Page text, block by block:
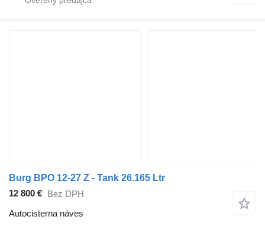
Burg BPO 12-27 Z - Tank 26.165 Ltr
12 800 € Bez DPH
Autocisterna náves